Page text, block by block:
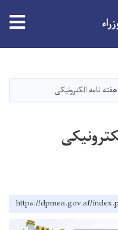
https://dpmea.gov.af/